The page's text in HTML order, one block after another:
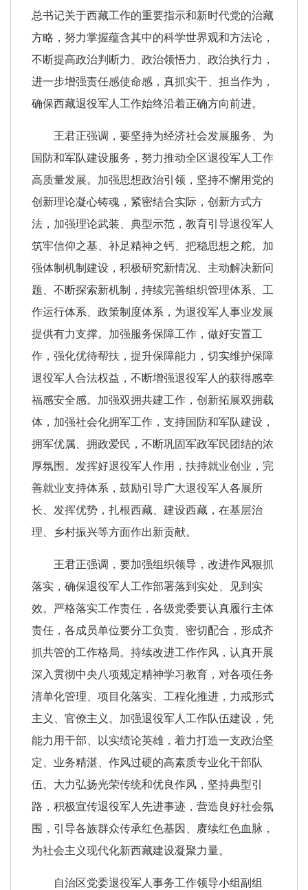
总书记关于西藏工作的重要指示和新时代党的治藏
方略，努力掌握蕴含其中的科学世界观和方法论，
不断提高政治判断力、政治领悟力、政治执行力，
进一步增强责任感使命感，真抓实干、担当作为，
确保西藏退役军人工作始终沿着正确方向前进。
王君正强调，要坚持为经济社会发展服务、为
国防和军队建设服务，努力推动全区退役军人工作
高质量发展。加强思想政治引领，坚持不懈用党的
创新理论凝心铸魂，紧密结合实际，创新方式方
法，加强理论武装、典型示范，教育引导退役军人
筑牢信仰之基、补足精神之钙、把稳思想之舵。加
强体制机制建设，积极研究新情况、主动解决新问
题、不断探索新机制，持续完善组织管理体系、工
作运行体系、政策制度体系，为退役军人事业发展
提供有力支撑。加强服务保障工作，做好安置工
作，强化优待帮扶，提升保障能力，切实维护保障
退役军人合法权益，不断增强退役军人的获得感幸
福感安全感。加强双拥共建工作，创新拓展双拥载
体，加强社会化拥军工作，支持国防和军队建设，
拥军优属、拥政爱民，不断巩固军政军民团结的浓
厚氛围。发挥好退役军人作用，扶持就业创业，完
善就业支持体系，鼓励引导广大退役军人各展所
长、发挥优势，扎根西藏、建设西藏，在基层治
理、乡村振兴等方面作出新贡献。
王君正强调，要加强组织领导，改进作风狠抓
落实，确保退役军人工作部署落到实处、见到实
效。严格落实工作责任，各级党委要认真履行主体
责任，各成员单位要分工负责、密切配合，形成齐
抓共管的工作格局。持续改进工作作风，认真开展
深入贯彻中央八项规定精神学习教育，对各项任务
清单化管理、项目化落实、工程化推进，力戒形式
主义、官僚主义。加强退役军人工作队伍建设，凭
能力用干部、以实绩论英雄，着力打造一支政治坚
定、业务精湛、作风过硬的高素质专业化干部队
伍。大力弘扬光荣传统和优良作风，坚持典型引
路，积极宣传退役军人先进事迹，营造良好社会氛
围，引导各族群众传承红色基因、赓续红色血脉，
为社会主义现代化新西藏建设凝聚力量。
自治区党委退役军人事务工作领导小组副组